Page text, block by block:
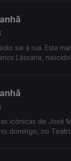
sai à rua. Esta
Lássana,
icónicas de José
domingo, no